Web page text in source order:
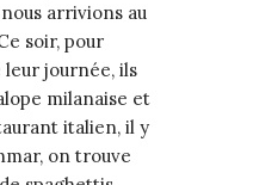
arrivions au
soir, pour
journée, ils
milanaise et
italien, il y
on trouve